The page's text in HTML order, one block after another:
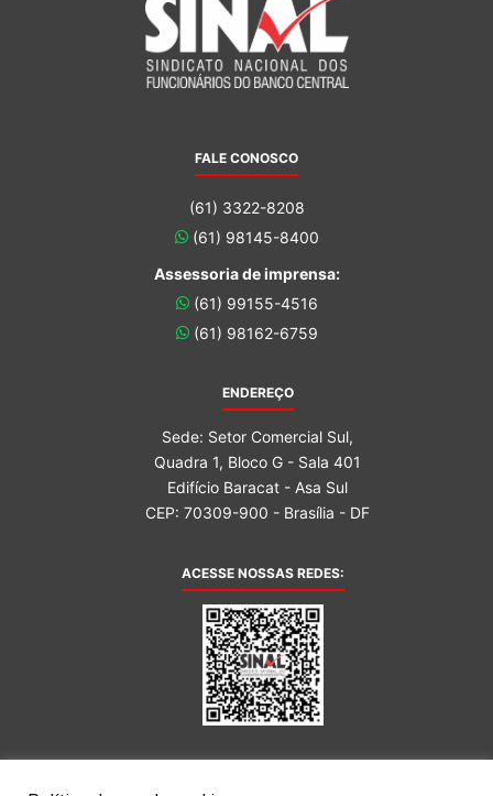
FALE CONOSCO
(61) 3322-8208
(61) 98145-8400
Assessoria de imprensa:
(61) 99155-4516
(61) 98162-6759
ENDEREÇO
Sede: Setor Comercial Sul,
Quadra 1, Bloco G - Sala 401
Edifício Baracat - Asa Sul
CEP: 70309-900 - Brasília - DF
ACESSE NOSSAS REDES: